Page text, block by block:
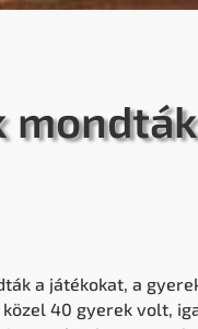
a játékokat, a
közel 40 gyerek volt,